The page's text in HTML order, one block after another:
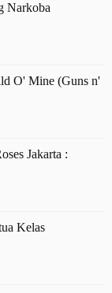
Narkoba
O' Mine (Guns n'
Jakarta :
Kelas